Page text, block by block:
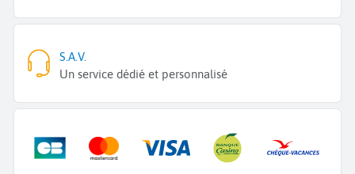
S.A.V.
Un service dédié et personnalisé